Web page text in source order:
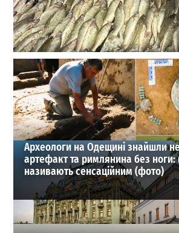
Майже 600 судаків за ніч: на озері
браконьєра з уловом на 2 млн. грн
28-07-2026 в 11:21
ВИБІР РЕДАКЦІЇ
Археологи на Одещині знайшли
артефакт та римлянина без ноги:
називають сенсаційним (фото)